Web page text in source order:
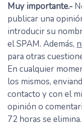
Muy importante.-
publicar una
introducir su
el SPAM. Además,
para otras
En cualquier
los mismos,
contacto y con el
opinión o
72 horas se elimina.